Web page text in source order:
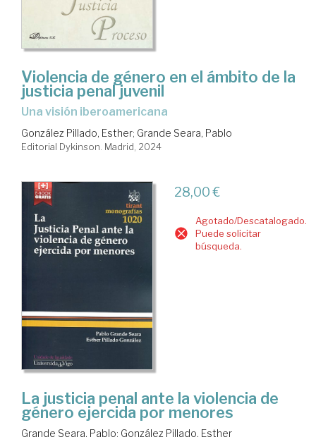
Violencia de género en el ámbito de la
justicia penal juvenil
una visión iberoamericana
González Pillado, Esther; Grande Seara, Pablo
Editorial Dykinson. Madrid, 2024
28,00 €
Agotado/Descatalogado.
Puede solicitar
búsqueda.
La justicia penal ante la violencia de
género ejercida por menores
Grande Seara, Pablo; González Pillado, Esther